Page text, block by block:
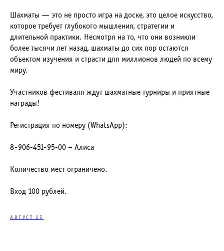
Шахматы — это не просто игра на доске, это целое искусство,
которое требует глубокого мышления, стратегии и
длительной практики. Несмотря на то, что они возникли
более тысячи лет назад, шахматы до сих пор остаются
объектом изучения и страсти для миллионов людей по всему
миру.
Участников фестиваля ждут шахматные турниры и приятные
награды!
Регистрация по номеру (WhatsApp):
8-906-451-95-00 – Алиса
Количество мест ограничено.
Вход 100 рублей.
АВГУСТ 25